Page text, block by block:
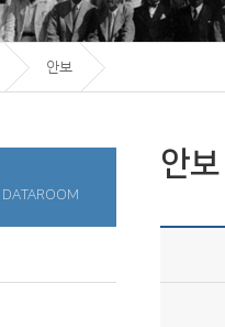
안보
DATAROOM
안보